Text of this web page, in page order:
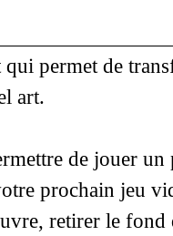
permet de
art.
de jouer
prochain jeu
retirer le fond